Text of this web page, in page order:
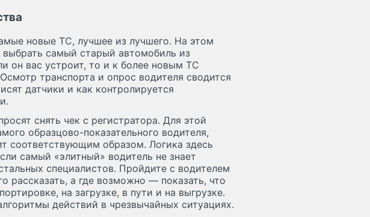
новые ТС, лучшее из лучшего. На этом
выбрать самый старый автомобиль из
он вас устроит, то и к более новым ТС
транспорта и опрос водителя сводится
датчики и как контролируется
снять чек с регистратора. Для этой
образцово-показательного водителя,
соответствующим образом. Логика здесь
самый «элитный» водитель не знает
специалистов. Пройдите с водителем
рассказать, а где возможно — показать, что
на загрузке, в пути и на выгрузке.
действий в чрезвычайных ситуациях.